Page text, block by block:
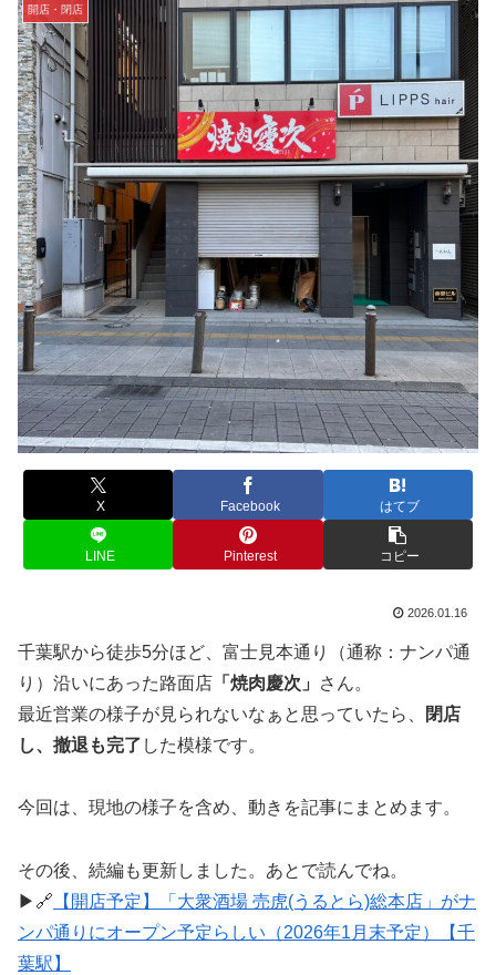
開店・閉店
X Facebook はてブ
LINE Pinterest コピー
2026.01.16
千葉駅から徒歩5分ほど、富士見本通り（通称：ナンパ通
り）沿いにあった路面店 「焼肉慶次」
さん。
最近営業の様子が見られないなぁと思っていたら、
閉店
し、撤退も完了 した模様です。
今回は、現地の様子を含め、動きを記事にまとめます。
その後、続編も更新しました。あとで読んでね。
▶🔗 【開店予定】「大衆酒場 売虎(うるとら)総本店」がナ
ンパ通りにオープン予定らしい（2026年1月末予定）【千
葉駅】